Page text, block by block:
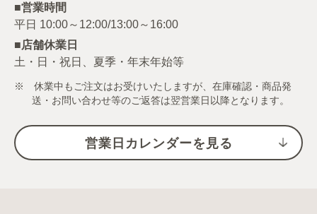
■営業時間
■店舗休業日
土・日・祝日、夏季・年末年始等
※ 休業中もご注文はお受けいたしますが、在庫確認・商品発
送・お問い合わせ等のご返答は翌営業日以降となります。
営業日カレンダーを見る